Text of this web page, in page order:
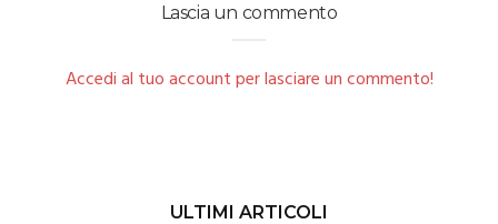
Lascia un commento
Accedi al tuo account per lasciare un commento!
ULTIMI ARTICOLI